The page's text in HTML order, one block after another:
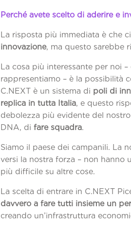
Perché avete scelto di aderire e
La risposta più immediata è che
innovazione, ma questo sarebbe
La cosa più interessante per noi
rappresentiamo – è la possibilità
C.NEXT è un sistema di poli di
replica in tutta Italia, e questo
debolezza più evidente del
DNA, difare squadra.
Siamo il paese dei campanili. La
versi la nostra forza – non hanno
più difficile su altre cose.
La scelta di entrare in C.NEXT
davvero a fare tutti insieme un
creando un’infrastruttura